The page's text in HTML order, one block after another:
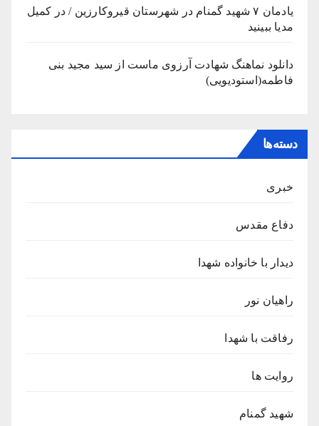
یادمان ۷ شهید گمنام در شهرستان قیروکارزین / در کمیل
مدیا ببینید
دانلود نماهنگ شهادت آرزوی ماست از سید مجید بنی
فاطمه(استودیویی)
دسته‌ها
خبری
دفاع مقدس
دیدار با خانواده شهدا
راهیان نور
رفاقت با شهدا
روایت ها
شهید گمنام